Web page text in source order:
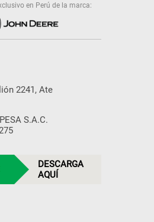
en Perú de la marca:
2241, Ate
S.A.C.
DESCARGA
AQUÍ